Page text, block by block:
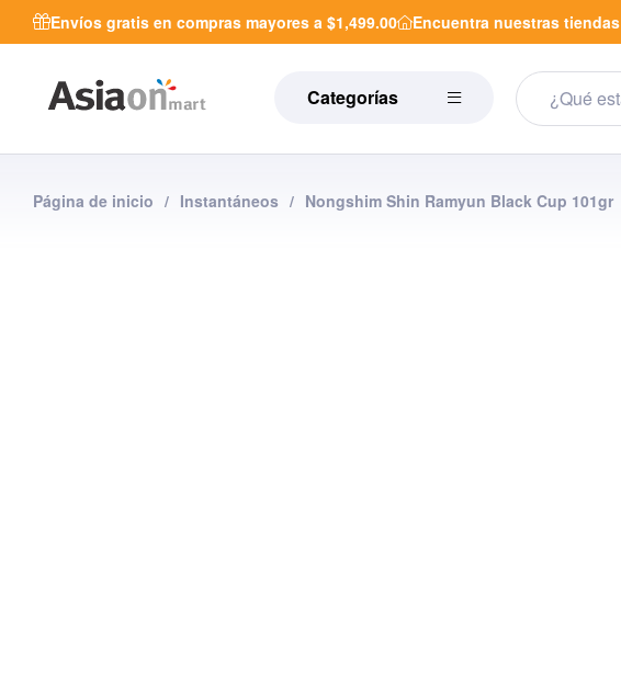
Envíos gratis en compras mayores a $1,499.00 Encuentra nuestras tiendas
Categorías
Página de inicio / Instantáneos / Nongshim Shin Ramyun Black Cup 101gr